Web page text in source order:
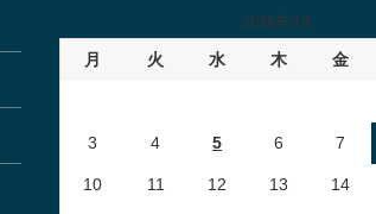
2026年8月
月 火 水 木 金
3 4 5 6 7
10 11 12 13 14